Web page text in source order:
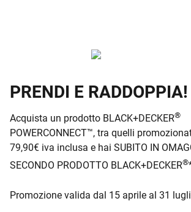
PRENDI E RADDOPPIA!
Acquista un prodotto BLACK+DECKER®
POWERCONNECT™, tra quelli
79,90€ iva inclusa e hai SUBITO IN
SECONDO PRODOTTO BLACK+DECKER®
Promozione valida dal 15 aprile al 31